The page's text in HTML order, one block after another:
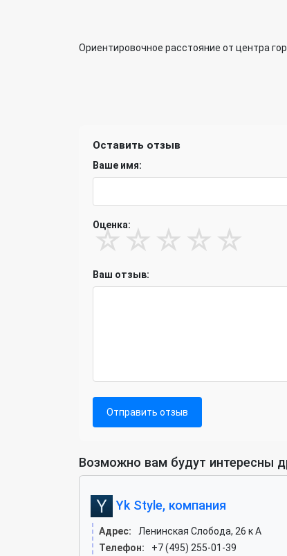
Ориентировочное расстояние от центра
Оставить отзыв
Ваше имя:
Оценка:
☆ ☆ ☆ ☆ ☆
Ваш отзыв:
Отправить отзыв
Возможно вам будут интересны
Yk Style, компания
Адрес:
Ленинская Слобода, 26 к A
Телефон:
+7 (495) 255-01-39